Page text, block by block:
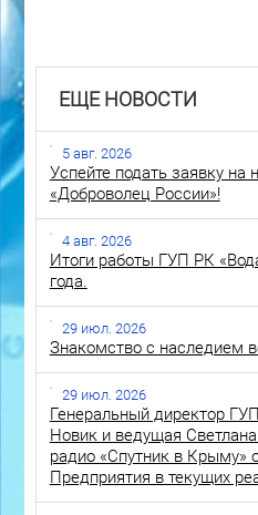
ЕЩЕ НОВОСТИ
5 авг. 2026
Успейте подать заявку на
«Доброволец России»!
4 авг. 2026
Итоги работы ГУП РК
года.
29 июл. 2026
Знакомство с наследием
29 июл. 2026
Генеральный директор
Новик и ведущая
радио «Спутник в Крыму»
Предприятия в текущих